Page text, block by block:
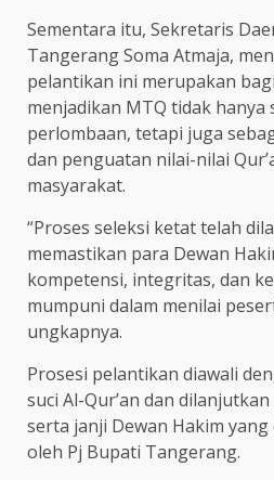
Sementara itu, Sekretaris
Tangerang Soma Atmaja,
pelantikan ini merupakan
menjadikan MTQ tidak hanya
perlombaan, tetapi juga
dan penguatan nilai-nilai
masyarakat.
“Proses seleksi ketat telah
memastikan para Dewan
kompetensi, integritas, dan
mumpuni dalam menilai
ungkapnya.
Prosesi pelantikan diawali
suci Al-Qur’an dan
serta janji Dewan Hakim
oleh Pj Bupati Tangerang.